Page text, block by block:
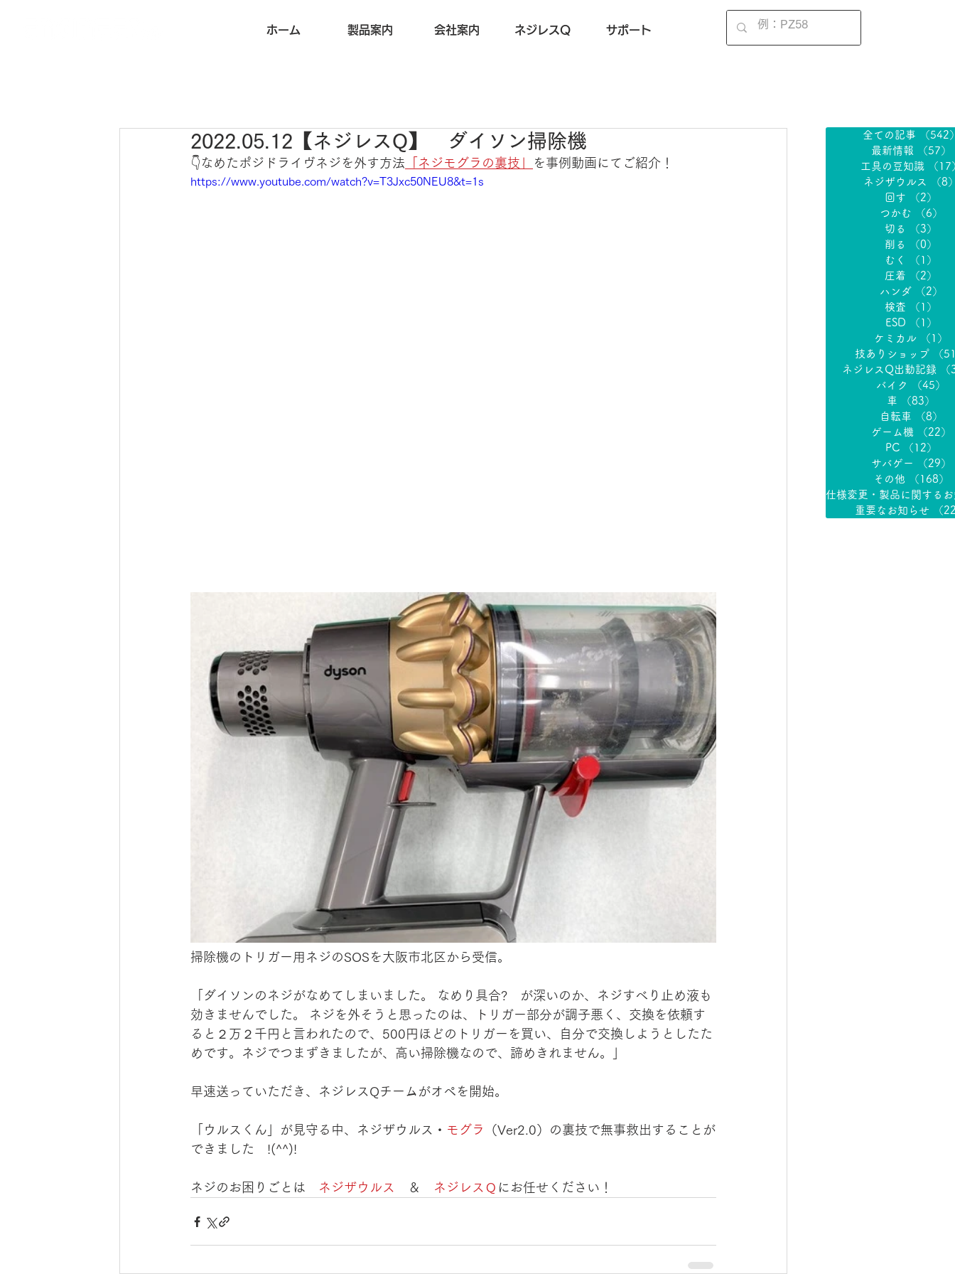
ホーム 製品案内 会社案内 ネジレスQ サポート
2022.05.12【ネジレスQ】 ダイソン掃除機
👇なめたポジドライヴネジを外す方法 「ネジモグラの裏技」 を事例動画にてご紹介！
https://www.youtube.com/watch?v=T3Jxc50NEU8&t=1s
掃除機のトリガー用ネジのSOSを大阪市北区から受信。
「ダイソンのネジがなめてしまいました。 なめり具合?　が深いのか、ネジすべり止め液も
効きませんでした。 ネジを外そうと思ったのは、トリガー部分が調子悪く、交換を依頼す
ると２万２千円と言われたので、500円ほどのトリガーを買い、自分で交換しようとしたた
めです。ネジでつまずきましたが、高い掃除機なので、諦めきれません。」
早速送っていただき、ネジレスQチームがオペを開始。
「ウルスくん」が見守る中、ネジザウルス・ モグラ
（Ver2.0）の裏技で無事救出することが
できました　!(^^)!
ネジのお困りごとは ネジザウルス ＆ ネジレスＱ にお任せください！
全ての記事
（542
最新情報
（57）
工具の豆知識
（17
ネジザウルス
（8
回す
（2）
つかむ
（6）
切る
（3）
削る
（0）
むく
（1）
圧着
（2）
ハンダ
（2）
検査
（1）
ESD
（1）
ケミカル
（1）
技ありショップ
（
ネジレスQ出動記録
バイク
（45）
車
（83）
自転車
（8）
ゲーム機
（22）
PC
（12）
サバゲー
（29）
その他
（168）
重要なお知らせ （